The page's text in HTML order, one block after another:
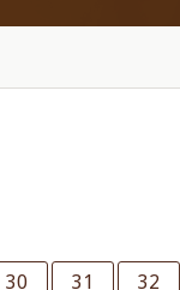
Page
30 Page
31 Page
32